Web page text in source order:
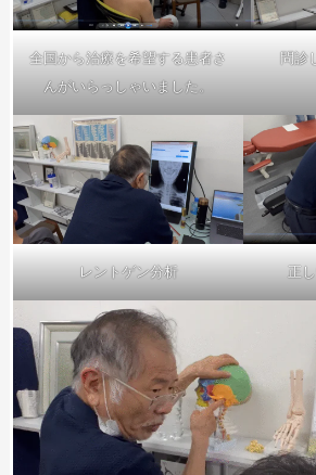
全国から治療を希望する患者さ
んがいらっしゃいました。
問診
レントゲン分析 正